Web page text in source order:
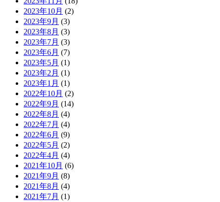
2023年10月 (2)
2023年9月 (3)
2023年8月 (3)
2023年7月 (3)
2023年6月 (7)
2023年5月 (1)
2023年2月 (1)
2023年1月 (1)
2022年10月 (2)
2022年9月 (14)
2022年8月 (4)
2022年7月 (4)
2022年6月 (9)
2022年5月 (2)
2022年4月 (4)
2021年10月 (6)
2021年9月 (8)
2021年8月 (4)
2021年7月 (1)